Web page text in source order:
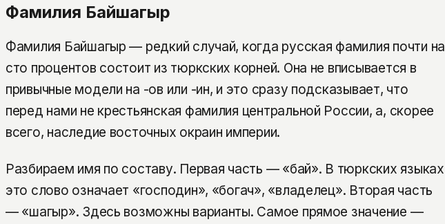
Фамилия Байшагыр
Фамилия Байшагыр — редкий случай, когда русская фамилия почти на
сто процентов состоит из тюркских корней. Она не вписывается в
привычные модели на -ов или -ин, и это сразу подсказывает, что
перед нами не крестьянская фамилия центральной России, а, скорее
всего, наследие восточных окраин империи.
Разбираем имя по составу. Первая часть — «бай». В тюркских языках
это слово означает «господин», «богач», «владелец». Вторая часть
— «шагыр». Здесь возможны варианты. Самое прямое значение —